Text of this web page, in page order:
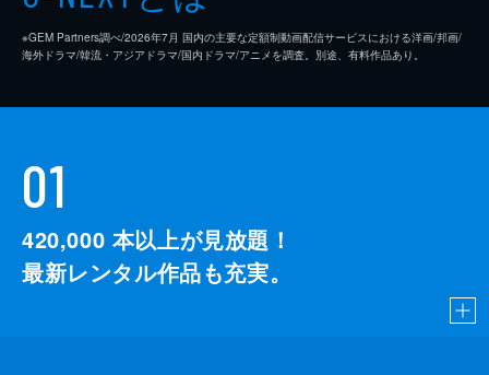
※GEM Partners調べ/2026年7⽉ 国内の主要な定額制動画配信サービスにおける洋画/邦画/
海外ドラマ/韓流・アジアドラマ/国内ドラマ/アニメを調査。別途、有料作品あり。
01
420,000 本以上が見放題！
最新レンタル作品も充実。